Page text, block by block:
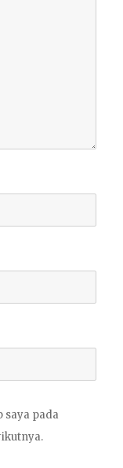
saya pada